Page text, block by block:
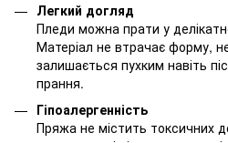
Легкий догляд
Пледи можна прати у
Матеріал не втрачає форму,
залишається пухким навіть
прання.
Гіпоалергенність
Пряжа не містить токсичних